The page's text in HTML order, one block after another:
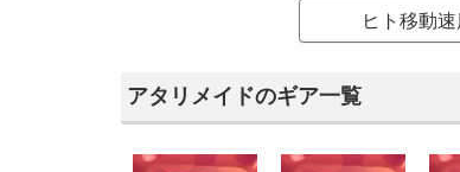
ヒト移動
アタリメイドのギア一覧